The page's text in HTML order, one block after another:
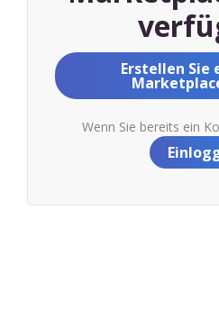
Erstellen Sie
Wenn Sie bereits ein